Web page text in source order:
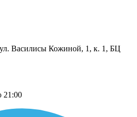
Василисы Кожиной, 1, к. 1, БЦ
21:00